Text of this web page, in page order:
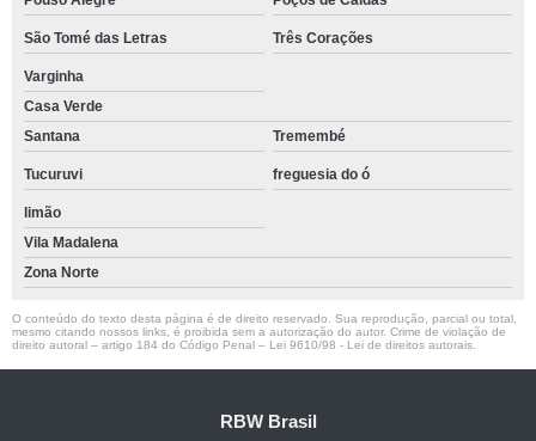
São Tomé das Letras Três Corações
Varginha
Casa Verde
Santana
Tremembé
Tucuruvi freguesia do ó
limão
Vila Madalena
Zona Norte
O conteúdo do texto desta página é de direito reservado. Sua reprodução, parcial ou total,
mesmo citando nossos links, é proibida sem a autorização do autor. Crime de violação de
direito autoral – artigo 184 do Código Penal – Lei 9610/98 - Lei de direitos autorais
RBW Brasil